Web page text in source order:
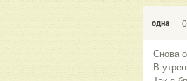
одна
Снова
В